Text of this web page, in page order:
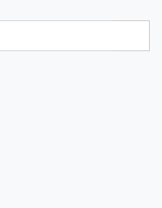
bater o carro em